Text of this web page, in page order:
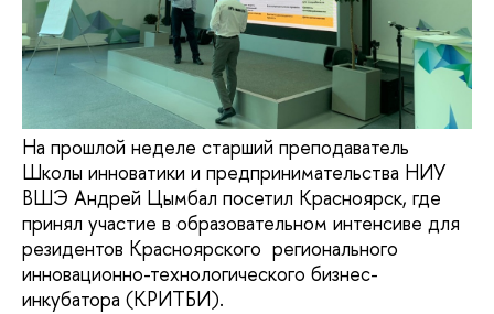
На прошлой неделе старший преподаватель
Школы инноватики и предпринимательства НИУ
ВШЭ Андрей Цымбал посетил Красноярск, где
принял участие в образовательном интенсиве для
резидентов Красноярского регионального
инновационно-технологического бизнес-
инкубатора (КРИТБИ).